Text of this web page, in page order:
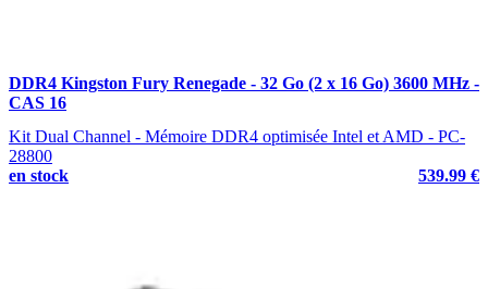
DDR4 Kingston Fury Renegade - 32 Go (2 x 16 Go) 3600 MHz -
CAS 16
Kit Dual Channel - Mémoire DDR4 optimisée Intel et AMD - PC-
28800
en stock
539.99 €